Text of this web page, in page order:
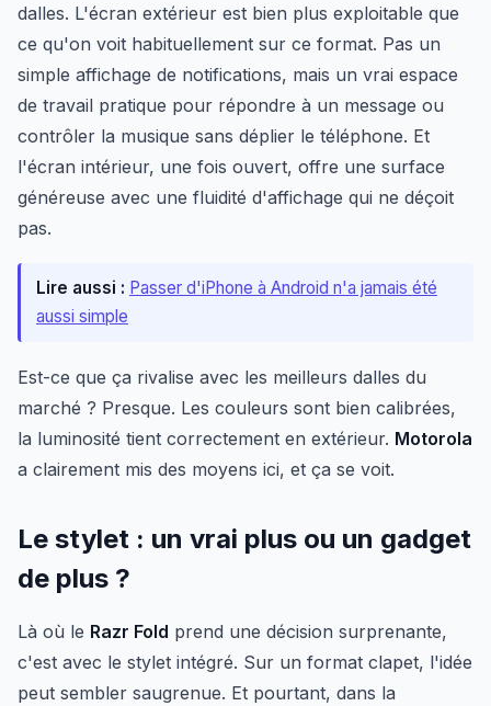
dalles. L'écran extérieur est bien plus exploitable que
ce qu'on voit habituellement sur ce format. Pas un
simple affichage de notifications, mais un vrai espace
de travail pratique pour répondre à un message ou
contrôler la musique sans déplier le téléphone. Et
l'écran intérieur, une fois ouvert, offre une surface
généreuse avec une fluidité d'affichage qui ne déçoit
pas.
Lire aussi : Passer d'iPhone à Android n'a jamais été
aussi simple
Est-ce que ça rivalise avec les meilleurs dalles du
marché ? Presque. Les couleurs sont bien calibrées,
la luminosité tient correctement en extérieur. Motorola
a clairement mis des moyens ici, et ça se voit.
Le stylet : un vrai plus ou un gadget
de plus ?
Là où le Razr Fold prend une décision surprenante,
c'est avec le stylet intégré. Sur un format clapet, l'idée
peut sembler saugrenue. Et pourtant, dans la